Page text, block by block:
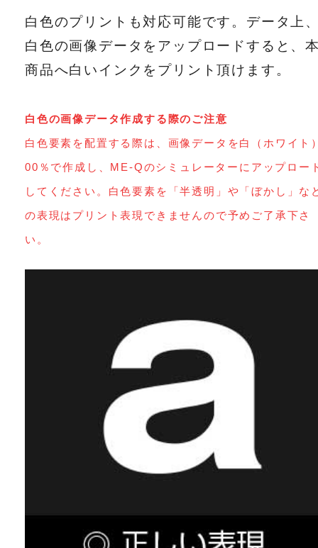
白色のプリントも対応可能です。データ上
白色の画像データをアップロードすると、
商品へ白いインクをプリント頂けます。
白色の画像データ作成する際のご注意
白色要素を配置する際は、画像データを白（ホワイト
00％で作成し、ME-Qのシミュレーターにアップロー
してください。白色要素を「半透明」や「ぼかし」な
の表現はプリント表現できませんので予めご了承下さ
い。